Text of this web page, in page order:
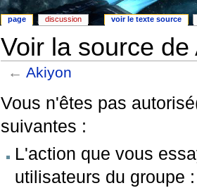
Voir la source de
←Akiyon
Vous n'êtes pas
suivantes :
L'action que vous
utilisateurs du groupe
page discussion voir le texte source